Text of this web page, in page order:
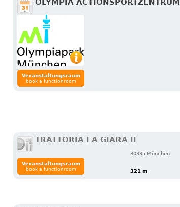
OLYMPIA ACTIONSPORTZENTRUM
Veranstaltungsraum
book a functionroom
TRATTORIA LA GIARA II
80995 München
321 m
Veranstaltungsraum
book a functionroom